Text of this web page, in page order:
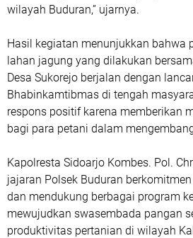
wilayah Buduran,” ujarnya.
Hasil kegiatan menunjukkan bahwa
lahan jagung yang dilakukan
Desa Sukorejo berjalan dengan
Bhabinkamtibmas di tengah
respons positif karena memberikan
bagi para petani dalam
Kapolresta Sidoarjo Kombes. Pol.
jajaran Polsek Buduran
dan mendukung berbagai program
mewujudkan swasembada pangan
produktivitas pertanian di wilayah